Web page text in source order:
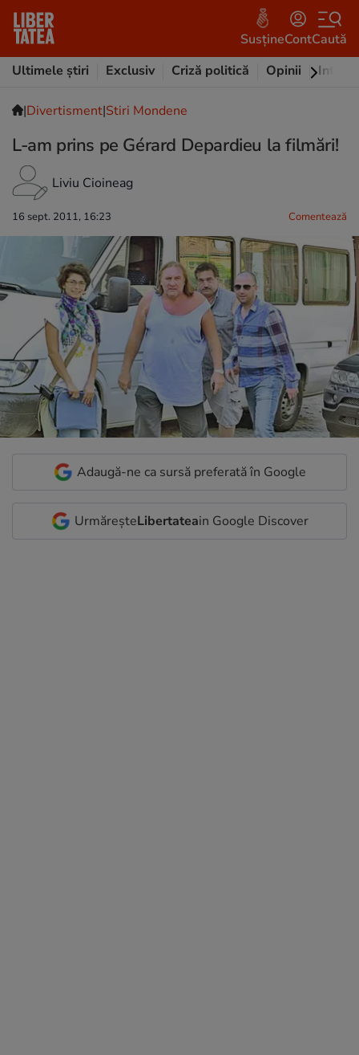
SusțineContCaută
Ultimele știri
Exclusiv Criză politică Opinii
|Divertisment|Stiri Mondene
L-am prins pe Gérard Depardieu la filmări!
Liviu Cioineag
16 sept. 2011, 16:23 Comentează
Adaugă-ne ca sursă preferată în Google
UrmăreșteLibertateain Google Discover